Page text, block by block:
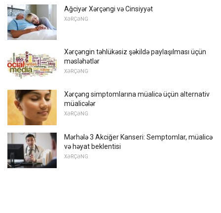
Ağciyər Xərçəngi və Cinsiyyət
XƏRÇƏNG
Xərçəngin təhlükəsiz şəkildə paylaşılması üçün
məsləhətlər
XƏRÇƏNG
Xərçəng simptomlarına müalicə üçün alternativ
müalicələr
XƏRÇƏNG
Mərhələ 3 Akciğer Kanseri: Semptomlar, müalicə
və həyat beklentisi
XƏRÇƏNG